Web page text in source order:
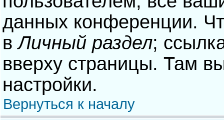
данных конференции.
вЛичный раздел;
вверху страницы. Там
настройки.
Вернуться к началу